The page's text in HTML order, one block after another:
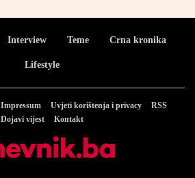
Interview Teme Crna kronika
Lifestyle
Impressum Uvjeti korištenja i privacy
RSS
Dojavi vijest
Kontakt